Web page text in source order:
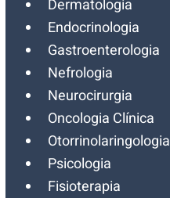
Dermatologia
Endocrinologia
Gastroenterologia
Nefrologia
Neurocirurgia
Oncologia Clínica
Otorrinolaringologia
Psicologia
Fisioterapia